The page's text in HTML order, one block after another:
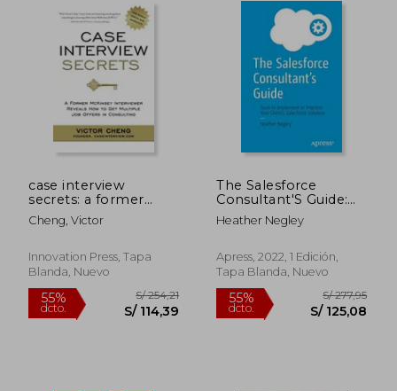
dcto. dcto.
case interview
secrets: a former
mckinsey interviewer
reveals how to get
consulting (en Inglés)
Cheng, Victor
Innovation Press, Tapa
Blanda, Nuevo
The Salesforce
Consultant'S Guide:
Tools to Implement
or Improve Your
Solution (en Inglés)
Heather Negley
Apress, 2022, 1 Edición,
Tapa Blanda, Nuevo